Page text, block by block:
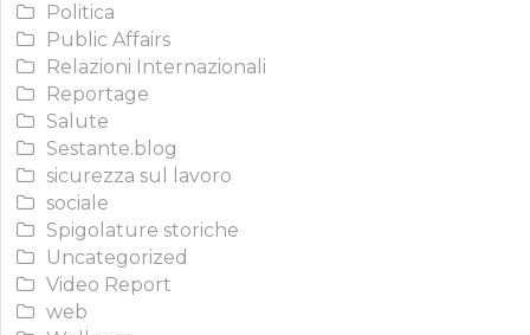
Politica
Public Affairs
Relazioni Internazionali
Reportage
Salute
Sestante.blog
sicurezza sul lavoro
sociale
Spigolature storiche
Uncategorized
Video Report
web